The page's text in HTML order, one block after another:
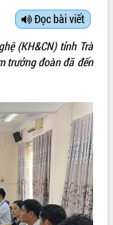
Đọc bài viết
(KH&CN) tỉnh Trà
trưởng đoàn đã đến